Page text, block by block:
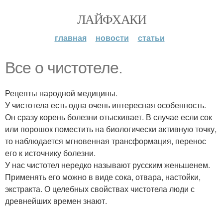
ЛАЙФХАКИ
главная новости статьи
Все о чистотеле.
Рецепты народной медицины.
У чистотела есть одна очень интересная особенность.
Он сразу корень болезни отыскивает. В случае если сок
или порошок поместить на биологически активную точку,
то наблюдается мгновенная трансформация, перенос
его к источнику болезни.
У нас чистотел нередко называют русским женьшенем.
Применять его можно в виде сока, отвара, настойки,
экстракта. О целебных свойствах чистотела люди с
древнейших времен знают.